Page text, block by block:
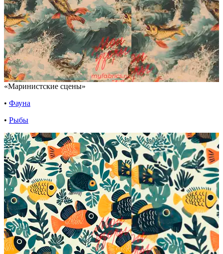
«Маринистские сцены»
• Фауна
• Рыбы